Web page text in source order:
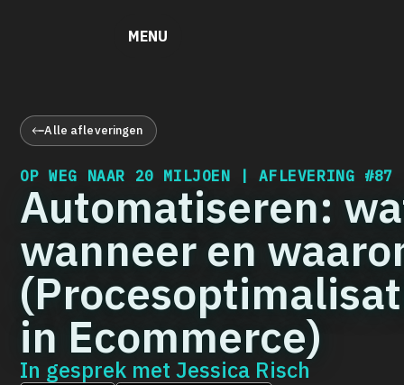
MENU
Alle afleveringen
OP WEG NAAR 20 MILJOEN | AFLEVERING #87
Automatiseren:
wanneer en
in Ecommerce)
In gesprek metJessica Risch